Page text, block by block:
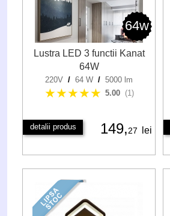
64w
Lustra LED 3 functii Kanat
64W
220V / 64 W / 5000 lm
★★★★★ 5.00 (1)
detalii produs 149,27 lei